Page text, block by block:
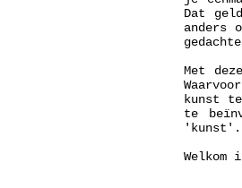
Dat
anders
Met
kunst
te
'kunst'.
Welkom